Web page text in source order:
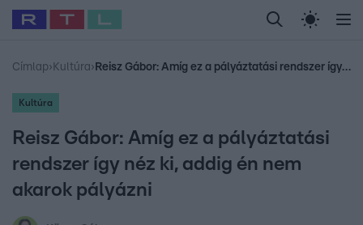
Legfrissebb RTL Híradó Randi Celeb vagyok,
Babits Marcella Most Wanted Gallusz
Címlap› Kultúra› Reisz Gábor: Amíg ez a pályáztatási rendszer így néz ki, addig én nem akarok pályázni
Kultúra
Reisz Gábor: Amíg ez a pályáztatási
rendszer így néz ki, addig én nem
akarok pályázni